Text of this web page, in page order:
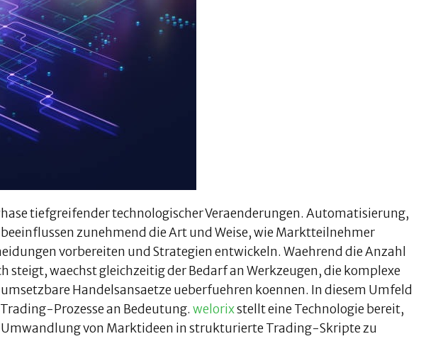
tiefgreifender technologischer Veraenderungen. Automatisierung,
zunehmend die Art und Weise, wie Marktteilnehmer
vorbereiten und Strategien entwickeln. Waehrend die Anzahl
waechst gleichzeitig der Bedarf an Werkzeugen, die komplexe
Handelsansaetze ueberfuehren koennen. In diesem Umfeld
Prozesse an Bedeutung. welorixstellt eine Technologie bereit,
von Marktideen in strukturierte Trading-Skripte zu